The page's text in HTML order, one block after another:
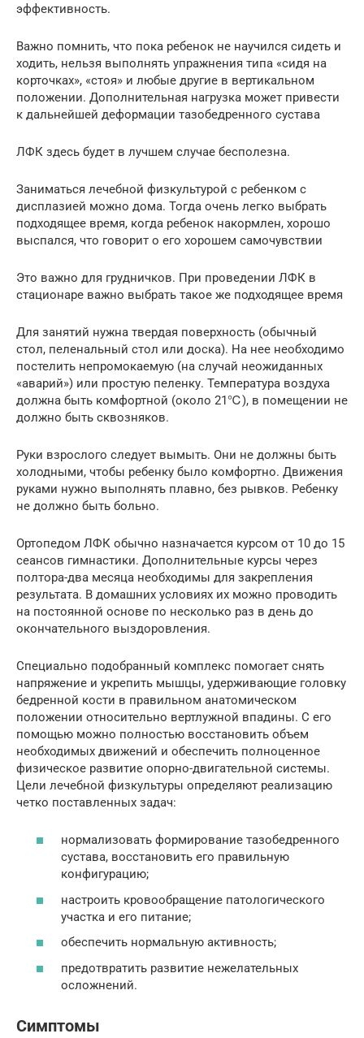
эффективность.
Важно помнить, что пока ребенок не научился сидеть и
ходить, нельзя выполнять упражнения типа «сидя на
корточках», «стоя» и любые другие в вертикальном
положении. Дополнительная нагрузка может привести
к дальнейшей деформации тазобедренного сустава
ЛФК здесь будет в лучшем случае бесполезна.
Заниматься лечебной физкультурой с ребенком с
дисплазией можно дома. Тогда очень легко выбрать
подходящее время, когда ребенок накормлен, хорошо
выспался, что говорит о его хорошем самочувствии
Это важно для грудничков. При проведении ЛФК в
стационаре важно выбрать такое же подходящее время
Для занятий нужна твердая поверхность (обычный
стол, пеленальный стол или доска). На нее необходимо
постелить непромокаемую (на случай неожиданных
«аварий») или простую пеленку. Температура воздуха
должна быть комфортной (около 21℃), в помещении не
должно быть сквозняков.
Руки взрослого следует вымыть. Они не должны быть
холодными, чтобы ребенку было комфортно. Движения
руками нужно выполнять плавно, без рывков. Ребенку
не должно быть больно.
Ортопедом ЛФК обычно назначается курсом от 10 до 15
сеансов гимнастики. Дополнительные курсы через
полтора-два месяца необходимы для закрепления
результата. В домашних условиях их можно проводить
на постоянной основе по несколько раз в день до
окончательного выздоровления.
Специально подобранный комплекс помогает снять
напряжение и укрепить мышцы, удерживающие головку
бедренной кости в правильном анатомическом
положении относительно вертлужной впадины. С его
помощью можно полностью восстановить объем
необходимых движений и обеспечить полноценное
физическое развитие опорно-двигательной системы.
Цели лечебной физкультуры определяют реализацию
четко поставленных задач:
нормализовать формирование тазобедренного
сустава, восстановить его правильную
конфигурацию;
настроить кровообращение патологического
участка и его питание;
обеспечить нормальную активность;
предотвратить развитие нежелательных
осложнений.
Симптомы